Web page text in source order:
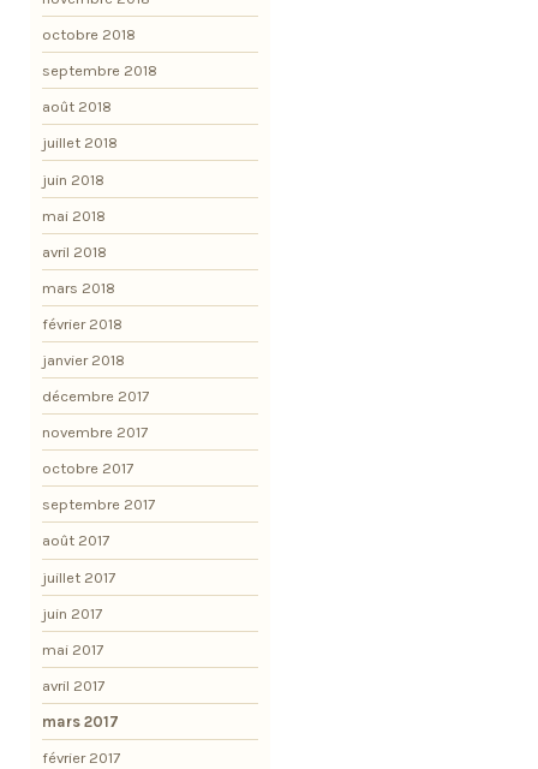
octobre 2018
septembre 2018
août 2018
juillet 2018
juin 2018
mai 2018
avril 2018
mars 2018
février 2018
janvier 2018
décembre 2017
novembre 2017
octobre 2017
septembre 2017
août 2017
juillet 2017
juin 2017
mai 2017
avril 2017
mars 2017
février 2017